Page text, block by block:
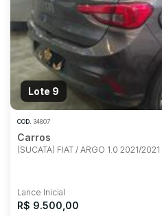
Lote 9
COD. 34807
Carros
(SUCATA) FIAT / ARGO 1.0 2021/2021
Lance Inicial
R$ 9.500,00